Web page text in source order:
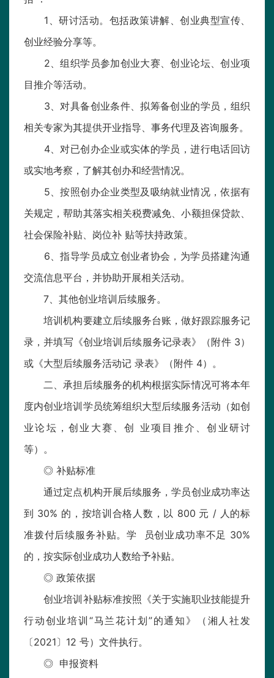
1、研讨活动。包括政策讲解、创业典型宣传、
创业经验分享等。
2、组织学员参加创业大赛、创业论坛、创业项
目推介等活动。
3、对具备创业条件、拟筹备创业的学员，组织
相关专家为其提供开业指导、事务代理及咨询服务。
4、对已创办企业或实体的学员，进行电话回访
或实地考察，了解其创办和经营情况。
5、按照创办企业类型及吸纳就业情况，依据有
关规定，帮助其落实相关税费减免、小额担保贷款、
社会保险补贴、岗位补 贴等扶持政策。
6、指导学员成立创业者协会，为学员搭建沟通
交流信息平台，并协助开展相关活动。
7、其他创业培训后续服务。
培训机构要建立后续服务台账，做好跟踪服务记
录，并填写《创业培训后续服务记录表》（附件 3）
或《大型后续服务活动记 录表》（附件 4）。
二、承担后续服务的机构根据实际情况可将本年
度内创业培训学员统筹组织大型后续服务活动（如创
业论坛，创业大赛、创 业项目推介、创业研讨
等）。
◎ 补贴标准
通过定点机构开展后续服务，学员创业成功率达
到 30% 的，按培训合格人数，以 800 元 / 人的标
准拨付后续服务补贴。学 员创业成功率不足 30%
的，按实际创业成功人数给予补贴。
◎ 政策依据
创业培训补贴标准按照《关于实施职业技能提升
行动创业培训“马兰花计划”的通知》（湘人社发
〔2021〕12 号）文件执行。
◎ 申报资料